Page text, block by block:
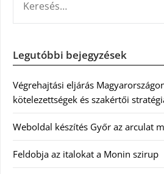
Legutóbbi bejegyzések
Végrehajtási eljárás
kötelezettségek és szakértői
Weboldal készítés Győr az arculat
Feldobja az italokat a Monin szirup